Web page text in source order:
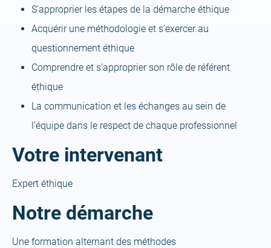
S’approprier les étapes de la démarche éthique
Acquérir une méthodologie et s’exercer au
questionnement éthique
Comprendre et s’approprier son rôle de référent
éthique
La communication et les échanges au sein de
l’équipe dans le respect de chaque professionnel
Votre intervenant
Expert éthique
Notre démarche
Une formation alternant des méthodes